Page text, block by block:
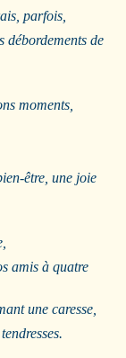
parfois,
débordements de
moments,
être, une joie
amis à quatre
une caresse,